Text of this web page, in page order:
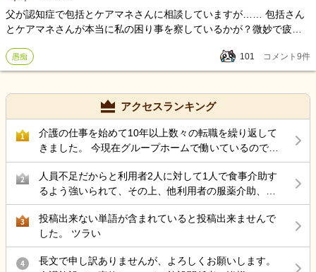
も辛い日々です。脳神経内科の病院から薬を処方してもらっていま
すが、先生に事情を説明し追加で怒りを鎮静化させる薬を処方して
もらおうと思い伝達しましたが、本人が納得せず、その場でも私が
悪いから怒りが収まらない、と切り出し結局処方に至りませんでし
め契約したものの、1度行ったきりでその後休んでいます。少し前
に、自宅内で転倒し足の痛みが完治していない状況での体験会参加
雰囲気の方々を見ていて気分が悪いいう話もありました。総合的
に、デイサービスを勧めた私が完全に悪いと責められ、もぅ気疲れ
の連続です。また、私自身試験勉強もしたいし、ケアマネさんへ相
談して、一時的にどちらかに宿泊させてもらえないか、と訪問時に
相談したいのですが、きっとケアマネさんが帰宅された後に、また
愚痴が始まるのはお決まりパターンですので、相談に躊躇します。
母が生きていてくれたら少しはマシだったと思います。母の介護も7
やられそうです・・・どうしたらいいのでしょう。私がストレス承
父が認知症で包括とケアマネさんに相談していますが…… 包括さん
とケアマネさんが本当に私の困り事を察しているかが？微妙で疲れ
が……父以外の事も色々しないといけず今日はスケジュール的にも
厳しかったので返事に対して何も返答していなかったのに……突然
したが出ずに様子を伺っていましたがしつこく何回もインターホン
を鳴らしてきて……娘の迎えもあるから一刻も早く家を出たいけど
出れず…… グイグイと自分達の用件を話してきて凄く嫌でした。
愚痴 101 コメント 9件
アクセスランキング
1
介護の仕事を始めて10年以上数々の転職を繰り返して
きました。 今現在グループホームで働いているのです
が 50代後半にもなりストレス性胃炎にもなったのでこ
こらで 介護の仕事から違う仕事を考えているのですが
結局転職サイトをみるのが介護の仕事ばかりで どうし
たら良いと思いますか？
2
人員不足だからと利用者2人に対して1人で食事介助す
るよう強いられて、その上、他利用者の服薬介助、動
き回る認知症利用者の見守り、声掛けまでやらされ、
最近自分の気持ちに余裕が持てない。
3
投稿出来ない単語が含まれていると投稿出来ませんで
した。 ツラい
4
長文で申し訳ありませんが、よろしくお願いします。